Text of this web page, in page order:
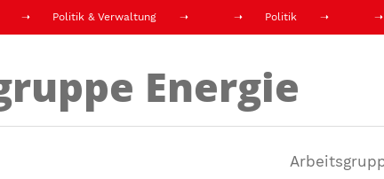
Politik & Verwaltung Politik
Energie